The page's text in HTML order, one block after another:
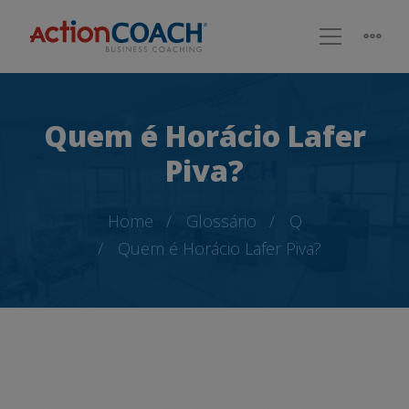
Quem é Horácio Lafer
Piva?
Home Glossário
Q
Quem é Horácio Lafer Piva?